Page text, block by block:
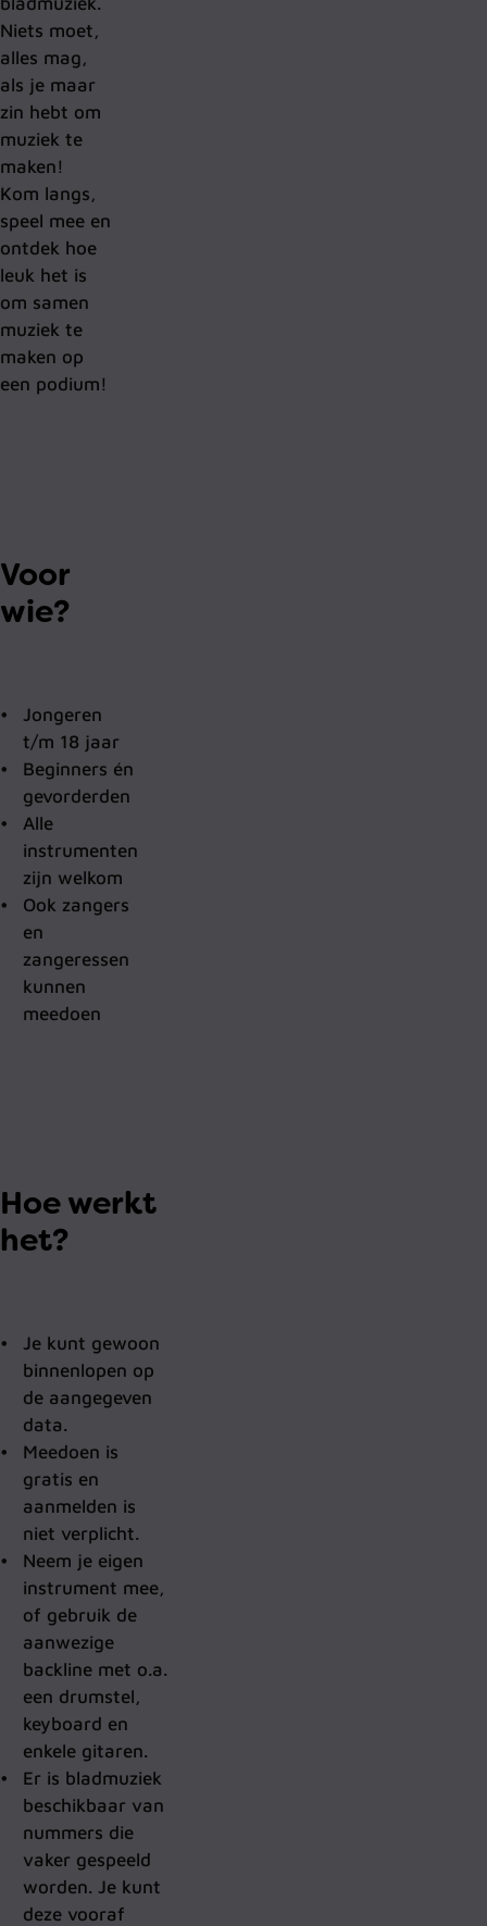
Niets moet,
alles mag,
als je maar
zin hebt om
muziek te
maken!
Kom langs,
speel mee en
ontdek hoe
leuk het is
om samen
muziek te
maken op
een podium!
Voor
wie?
Jongeren
t/m 18 jaar
Beginners én
gevorderden
Alle
instrumenten
zijn welkom
Ook zangers
en
zangeressen
kunnen
meedoen
Hoe werkt
het?
Je kunt gewoon
binnenlopen op
de aangegeven
data.
Meedoen is
gratis en
aanmelden is
niet verplicht.
Neem je eigen
instrument mee,
of gebruik de
aanwezige
backline met o.a.
een drumstel,
keyboard en
enkele gitaren.
Er is bladmuziek
beschikbaar van
nummers die
vaker gespeeld
worden. Je kunt
deze vooraf